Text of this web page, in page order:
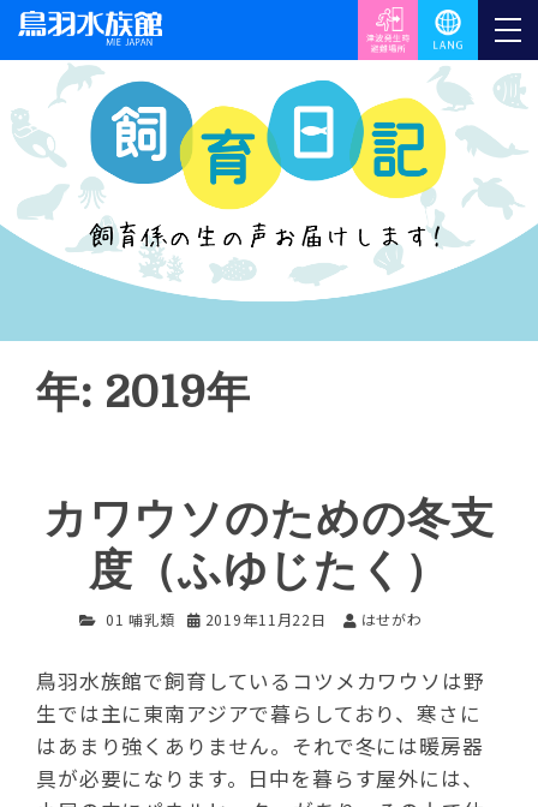
年: 2019年
カワウソのための冬支
度（ふゆじたく）
01 哺乳類 2019年11月22日 はせがわ
鳥羽水族館で飼育しているコツメカワウソは野
生では主に東南アジアで暮らしており、寒さに
はあまり強くありません。それで冬には暖房器
具が必要になります。日中を暮らす屋外には、